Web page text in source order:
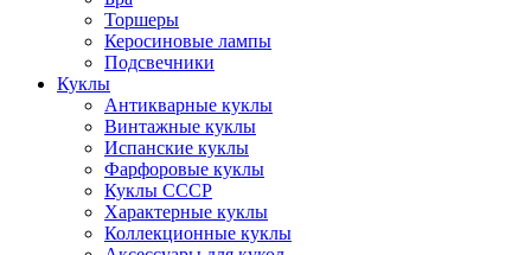
Торшеры
Керосиновые лампы
Подсвечники
Куклы
Антикварные куклы
Винтажные куклы
Испанские куклы
Фарфоровые куклы
Куклы СССР
Характерные куклы
Коллекционные куклы